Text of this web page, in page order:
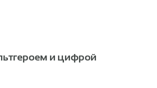
и цифрой